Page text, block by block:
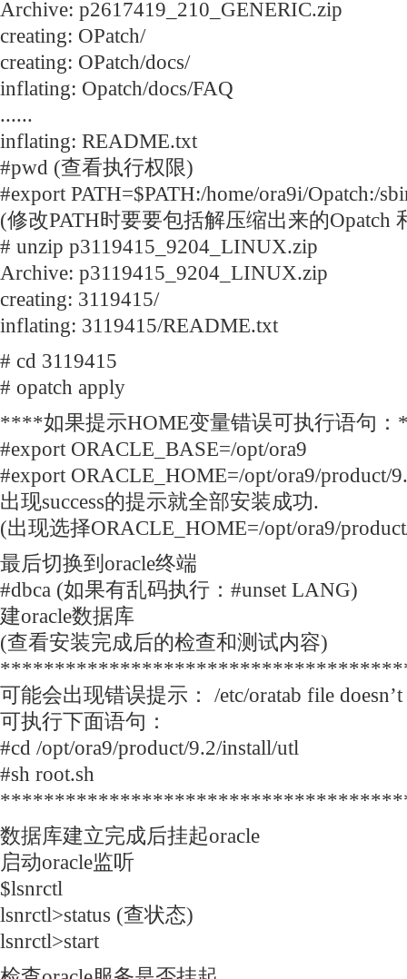
Archive: p2617419_210_GENERIC.zip
creating: OPatch/
creating: OPatch/docs/
inflating: Opatch/docs/FAQ
......
inflating: README.txt
#pwd (查看执行权限)
#export PATH=$PATH:/home/ora9i/Opatch:/
(修改PATH时要要包括解压缩出来的Opatch
# unzip p3119415_9204_LINUX.zip
Archive: p3119415_9204_LINUX.zip
creating: 3119415/
inflating: 3119415/README.txt
# cd 3119415
# opatch apply
****如果提示HOME变量错误可执行语句
#export ORACLE_BASE=/opt/ora9
#export ORACLE_HOME=/opt/ora9/product/
出现success的提示就全部安装成功.
(出现选择ORACLE_HOME=/opt/ora9/
最后切换到oracle终端
#dbca (如果有乱码执行：#unset LANG)
建oracle数据库
(查看安装完成后的检查和测试内容)
可能会出现错误提示： /etc/oratab file doesn’t
可执行下面语句：
#cd /opt/ora9/product/9.2/install/utl
#sh root.sh
数据库建立完成后挂起oracle
启动oracle监听
$lsnrctl
lsnrctl>status (查状态)
lsnrctl>start